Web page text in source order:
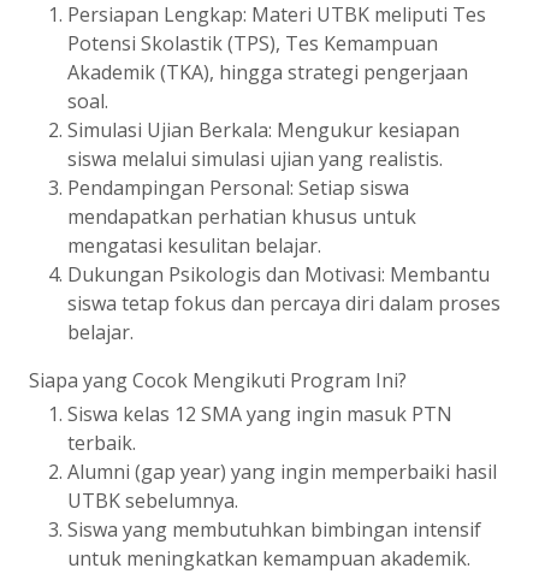
Persiapan Lengkap: Materi UTBK meliputi Tes
Potensi Skolastik (TPS), Tes Kemampuan
Akademik (TKA), hingga strategi pengerjaan
soal.
Simulasi Ujian Berkala: Mengukur kesiapan
siswa melalui simulasi ujian yang realistis.
Pendampingan Personal: Setiap siswa
mendapatkan perhatian khusus untuk
mengatasi kesulitan belajar.
Dukungan Psikologis dan Motivasi: Membantu
siswa tetap fokus dan percaya diri dalam proses
belajar.
Siapa yang Cocok Mengikuti Program Ini?
Siswa kelas 12 SMA yang ingin masuk PTN
terbaik.
Alumni (gap year) yang ingin memperbaiki hasil
UTBK sebelumnya.
Siswa yang membutuhkan bimbingan intensif
untuk meningkatkan kemampuan akademik.